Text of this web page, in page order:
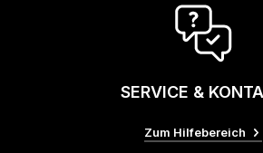
SERVICE &
Zum Hilfebereich